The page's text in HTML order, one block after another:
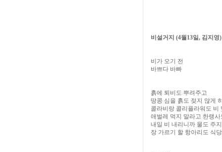
비설거지 (4월13일, 김지영)
비가 오기 전
바쁘다 바빠
흙에 퇴비도 뿌려주고
땅콩 심을 흙도 젖지 않게
콜라비랑 콜리플라워도 비
애벌레 먹지 말라고 한랭
내일 비 내리니까 물도 주
장 가르기 할 항아리도 식